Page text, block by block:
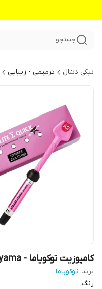
جستجو
نیکی دنتال ترمیمی - زیبایی
کامپوزیت توکویاما - Tokuyama
برند: توکویاما
رنگ